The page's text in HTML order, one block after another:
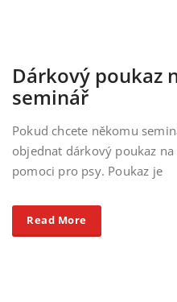
Dárkový poukaz
seminář
Pokud chcete někomu
objednat dárkový poukaz
pomoci pro psy. Poukaz je
Read More